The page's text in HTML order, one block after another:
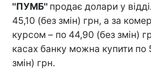
''ПУМБ'' продає долари у
45,10 (без змін) грн, а за
курсом – по 44,90 (без змін)
касах банку можна купити по
змін) грн.